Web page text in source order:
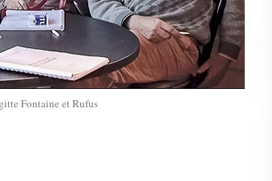
Fontaine et Rufus